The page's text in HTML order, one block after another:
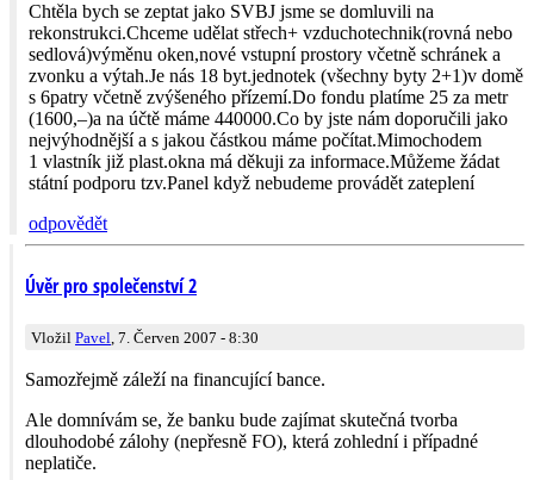
Chtěla bych se zeptat jako SVBJ jsme se domluvili na
rekonstrukci.Chceme udělat střech+ vzduchotechnik(rov­ná nebo
sedlová)výměnu oken,nové vstupní prostory včetně schránek a
zvonku a výtah.Je nás 18 byt.jednotek (všechny byty 2+1)v domě
s 6patry včetně zvýšeného přízemí.Do fondu platíme 25 za metr
(1600,–)a na účtě máme 440000.Co by jste nám doporučili jako
nejvýhodnější a s jakou částkou máme počítat.Mimochodem
1 vlastník již plast.okna má děkuji za informace.Můžeme žádat
státní podporu tzv.Panel když nebudeme provádět zateplení
odpovědět
Úvěr pro společenství 2
Vložil Pavel, 7. Červen 2007 - 8:30
Samozřejmě záleží na financující bance.
Ale domnívám se, že banku bude zajímat skutečná tvorba
dlouhodobé zálohy (nepřesně FO), která zohlední i případné
neplatiče.